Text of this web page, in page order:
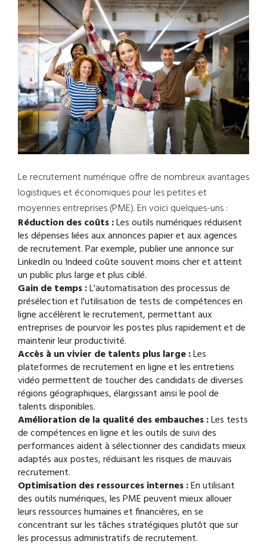
Le recrutement numérique offre de nombreux avantages
logistiques et économiques pour les petites et
moyennes entreprises (PME). En voici quelques-uns :
Réduction des coûts :Les outils numériques réduisent
les dépenses liées aux annonces papier et aux agences
de recrutement. Par exemple, publier une annonce sur
LinkedIn ou Indeed coûte souvent moins cher et atteint
un public plus large et plus ciblé.
Gain de temps :L'automatisation des processus de
présélection et l'utilisation de tests de compétences en
ligne accélèrent le recrutement, permettant aux
entreprises de pourvoir les postes plus rapidement et de
maintenir leur productivité.
Accès à un vivier de talents plus large :Les
plateformes de recrutement en ligne et les entretiens
vidéo permettent de toucher des candidats de diverses
régions géographiques, élargissant ainsi le pool de
talents disponibles.
Amélioration de la qualité des embauches :Les tests
de compétences en ligne et les outils de suivi des
performances aident à sélectionner des candidats mieux
adaptés aux postes, réduisant les risques de mauvais
recrutement.
Optimisation des ressources internes :En utilisant
des outils numériques, les PME peuvent mieux allouer
leurs ressources humaines et financières, en se
concentrant sur les tâches stratégiques plutôt que sur
les processus administratifs de recrutement.